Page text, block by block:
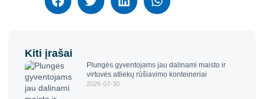
Kiti įrašai
Plungės gyventojams jau dalinami maisto ir
virtuvės atliekų rūšiavimo konteineriai
2026-07-30